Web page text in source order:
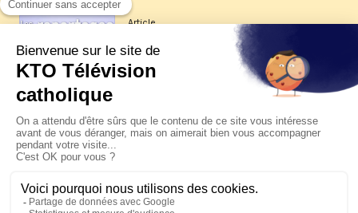
Article
Les reportages d'été 2026 de KTO
La visite pastorale du pape Léon
XIV à Assise à suivre sur KTO le
jeudi 6 août
Le pape en Uruguay, Argentine et
Pérou du 6 au 17 novembre 2026